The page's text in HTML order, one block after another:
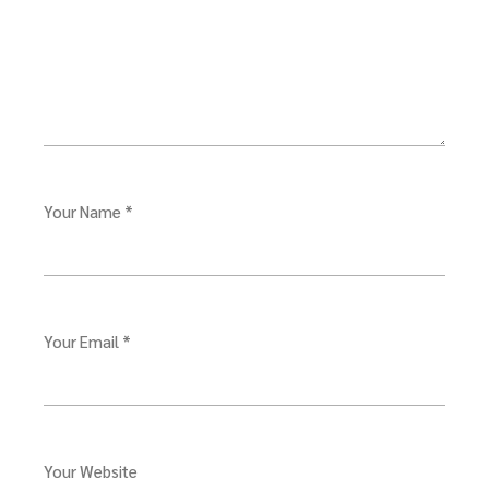
Your Name *
Your Email *
Your Website